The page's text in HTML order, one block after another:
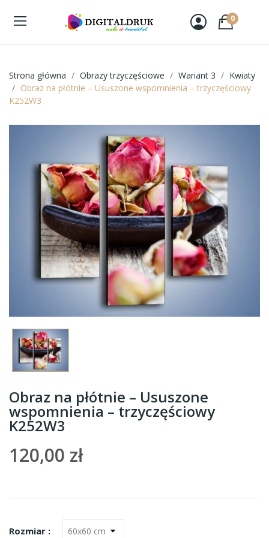
0
Strona główna Obrazy trzyczęściowe Wariant 3
Kwiaty
Obraz na płótnie – Ususzone wspomnienia – trzyczęściowy
K252W3
Obraz na płótnie – Ususzone
wspomnienia – trzyczęściowy
K252W3
120,00 zł
Rozmiar :